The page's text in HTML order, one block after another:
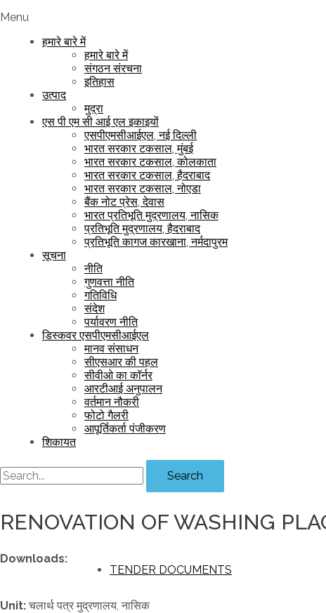
Menu
हमारे बारे में
हमारे बारे में
संगठन संरचना
इतिहास
उत्पाद
मुद्रा
एस पी एम सी आई एल इकाइयों
एसपीएमसीआईएल, नई दिल्ली
भारत सरकार टकसाल, मुंबई
भारत सरकार टकसाल, कोलकाता
भारत सरकार टकसाल, हैदराबाद
भारत सरकार टकसाल, नोएडा
बैंक नोट प्रेस, देवास
भारत प्रतिभूति मुद्रणालय, नासिक
प्रतिभूति मुद्रणालय, हैदराबाद
प्रतिभूति कागज कारखाना, नर्मदापुरम
सूचना
नीति
गुणवत्ता नीति
गतिविधि
संदेश
पर्यावरण नीति
डिस्कवर एसपीएमसीआईएल
मानव संसाधन
सीएसआर की पहल
सीवीओ का कॉर्नर
आरटीआई अनुपालन
वर्तमान नौकरी
फोटो गैलरी
आपूर्तिकर्ता पंजीकरण
शिकायत
Search
RENOVATION OF WASHING
Downloads:
TENDER DOCUMENTS
Unit: चलार्थ पत्र मुद्रणालय, नासिक